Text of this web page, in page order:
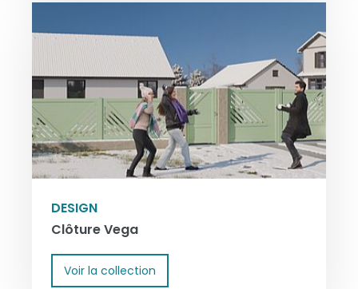
DESIGN
Clôture Vega
Voir la collection